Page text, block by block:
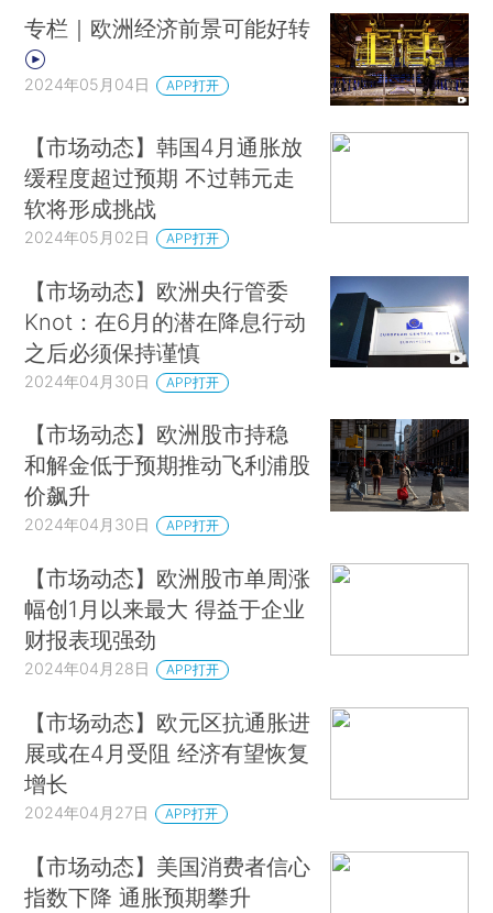
专栏｜欧洲经济前景可能好转
2024年05月04日 APP打开
【市场动态】韩国4月通胀放
缓程度超过预期 不过韩元走
软将形成挑战
2024年05月02日 APP打开
【市场动态】欧洲央行管委
Knot：在6月的潜在降息行动
之后必须保持谨慎
2024年04月30日 APP打开
【市场动态】欧洲股市持稳
和解金低于预期推动飞利浦股
价飙升
2024年04月30日 APP打开
【市场动态】欧洲股市单周涨
幅创1月以来最大 得益于企业
财报表现强劲
2024年04月28日 APP打开
【市场动态】欧元区抗通胀进
展或在4月受阻 经济有望恢复
增长
2024年04月27日 APP打开
【市场动态】美国消费者信心
指数下降 通胀预期攀升